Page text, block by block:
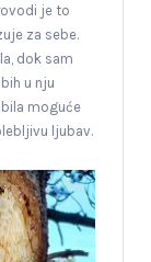
je to
za sebe.
dok sam
u nju
moguće
ljubav.